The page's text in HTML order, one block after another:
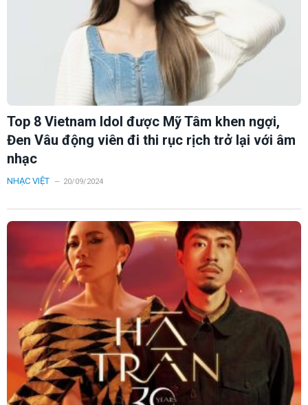
Top 8 Vietnam Idol được Mỹ Tâm khen ngợi,
Đen Vâu động viên đi thi rục rịch trở lại với âm
nhạc
NHẠC VIỆT 20/09/2024